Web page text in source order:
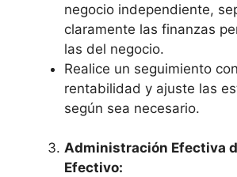
negocio independiente,
claramente las finanzas
las del negocio.
Realice un seguimiento
rentabilidad y ajuste las
según sea necesario.
Administración Efectiva
Efectivo: